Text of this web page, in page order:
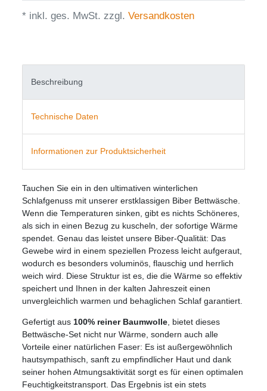
* inkl. ges. MwSt. zzgl. Versandkosten
Beschreibung
Technische Daten
Informationen zur Produktsicherheit
Tauchen Sie ein in den ultimativen winterlichen
Schlafgenuss mit unserer erstklassigen Biber Bettwäsche.
Wenn die Temperaturen sinken, gibt es nichts Schöneres,
als sich in einen Bezug zu kuscheln, der sofortige Wärme
spendet. Genau das leistet unsere Biber-Qualität: Das
Gewebe wird in einem speziellen Prozess leicht aufgeraut,
wodurch es besonders voluminös, flauschig und herrlich
weich wird. Diese Struktur ist es, die die Wärme so effektiv
speichert und Ihnen in der kalten Jahreszeit einen
unvergleichlich warmen und behaglichen Schlaf garantiert.
Gefertigt aus 100% reiner Baumwolle , bietet dieses
Bettwäsche-Set nicht nur Wärme, sondern auch alle
Vorteile einer natürlichen Faser: Es ist außergewöhnlich
hautsympathisch, sanft zu empfindlicher Haut und dank
seiner hohen Atmungsaktivität sorgt es für einen optimalen
Feuchtigkeitstransport. Das Ergebnis ist ein stets